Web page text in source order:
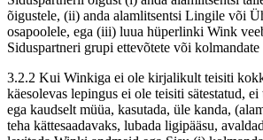
õigustele, (ii) anda alamlitsentsi Lingile või
osapoolele, ega (iii) luua hüperlinki Wink
Siduspartneri grupi ettevõtete või kolmandate
3.2.2 Kui Winkiga ei ole kirjalikult teisiti
käesolevas lepingus ei ole teisiti sätestatud,
ega kaudselt müüa, kasutada, üle kanda,
teha kättesaadavaks, lubada ligipääsu,